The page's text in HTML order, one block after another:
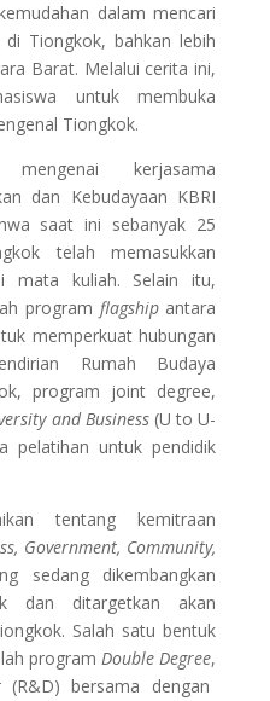
dalam mencari
Tiongkok, bahkan lebih
Barat. Melalui cerita ini,
untuk membuka
Tiongkok.
mengenai kerjasama
dan Kebudayaan KBRI
saat ini sebanyak 25
telah memasukkan
mata kuliah. Selain itu,
program flagshipantara
memperkuat hubungan
Rumah Budaya
program joint degree,
and Business (U to U-
pelatihan untuk pendidik
tentang kemitraan
Government, Community,
sedang dikembangkan
dan ditargetkan akan
Salah satu bentuk
program Double Degree,
(R&D) bersama dengan